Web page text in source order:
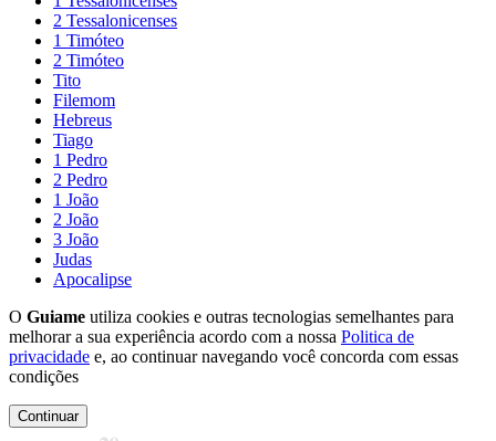
2 Tessalonicenses
1 Timóteo
2 Timóteo
Tito
Filemom
Hebreus
Tiago
1 Pedro
2 Pedro
1 João
2 João
3 João
Judas
Apocalipse
O Guiame utiliza cookies e outras tecnologias semelhantes para
melhorar a sua experiência acordo com a nossa Politica de
privacidade e, ao continuar navegando você concorda com essas
condições
Continuar